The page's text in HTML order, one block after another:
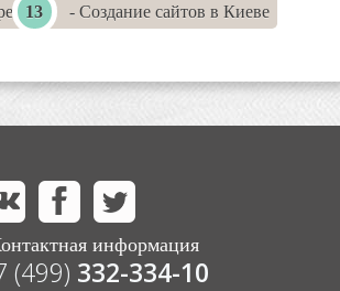
- Создание сайтов в Киеве
информация
(499) 332-334-10